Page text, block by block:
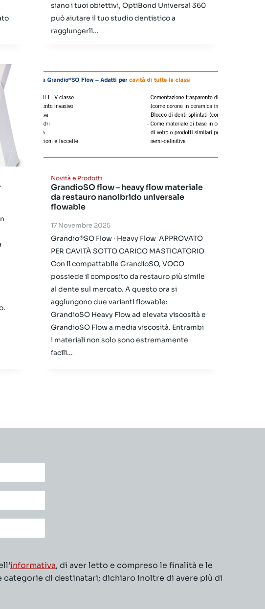
siano i tuoi obiettivi, OptiBond Universal 360
può aiutare il tuo studio dentistico a
raggiungerli...
Novità e Prodotti
GrandioSO flow – heavy flow materiale
da restauro nanoibrido universale
flowable
17 Novembre 2025
Grandio®SO Flow · Heavy Flow APPROVATO
PER CAVITÀ SOTTO CARICO MASTICATORIO
Con il compattabile GrandioSO, VOCO
possiede il composito da restauro più simile
al dente sul mercato. A questo ora si
aggiungono due varianti flowable:
GrandioSO Heavy Flow ad elevata viscosità e
GrandioSO Flow a media viscosità. Entrambi
i materiali non solo sono estremamente
facili...
informativa, di aver letto e compreso le finalità e le
di destinatari; dichiaro inoltre di avere più di